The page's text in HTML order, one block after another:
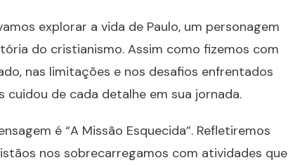
explorar a vida de Paulo, um personagem
do cristianismo. Assim como fizemos com
nas limitações e nos desafios enfrentados
cuidou de cada detalhe em sua jornada.
é “A Missão Esquecida”. Refletiremos
nos sobrecarregamos com atividades que